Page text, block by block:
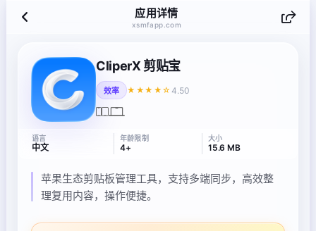
应用详情
xsmfapp.com
CliperX 剪贴宝
效率 ★★★★☆ 4.50
语言
中文
年龄限制
4+
大小
15.6 MB
苹果生态剪贴板管理工具，支持多端同步，高效整
理复用内容，操作便捷。